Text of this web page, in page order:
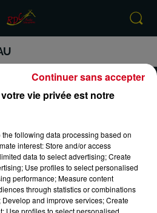
CONTACT
vie privée est notre
the following data processing based on
interest: Store and/or access
data to select advertising; Create
Use profiles to select personalised
performance; Measure content
through statistics or combinations
and improve services; Create
Use profiles to select personalised
Continuer sans accepter